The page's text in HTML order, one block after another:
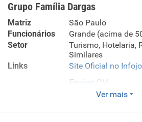
Grupo Família Dargas
Matriz
São Paulo
Funcionários
Grande (acima de
Setor
Turismo, Hotelaria,
Similares
Links
Site Oficial no
Enviar CV
varejista de produtos alimentícios
Ver mais